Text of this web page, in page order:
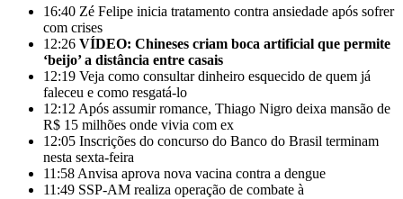
16:40 Zé Felipe inicia tratamento contra ansiedade após sofrer
com crises
12:26 VÍDEO: Chineses criam boca artificial que permite
‘beijo’ a distância entre casais
12:19 Veja como consultar dinheiro esquecido de quem já
faleceu e como resgatá-lo
12:12 Após assumir romance, Thiago Nigro deixa mansão de
R$ 15 milhões onde vivia com ex
12:05 Inscrições do concurso do Banco do Brasil terminam
nesta sexta-feira
11:58 Anvisa aprova nova vacina contra a dengue
11:49 SSP-AM realiza operação de combate à